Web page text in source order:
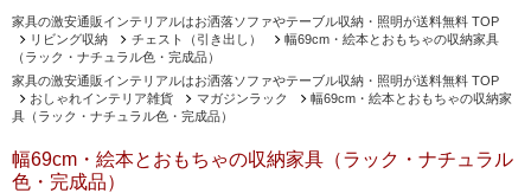
家具の激安通販インテリアルはお洒落ソファやテーブル収納・照明が送料無料 TOP
リビング収納
チェスト（引き出し）
幅69cm・絵本とおもちゃの収納家具
（ラック・ナチュラル色・完成品）
家具の激安通販インテリアルはお洒落ソファやテーブル収納・照明が送料無料 TOP
おしゃれインテリア雑貨
マガジンラック
幅69cm・絵本とおもちゃの収納家
具（ラック・ナチュラル色・完成品）
幅69cm・絵本とおもちゃの収納家具（ラック・ナチュラル
色・完成品）